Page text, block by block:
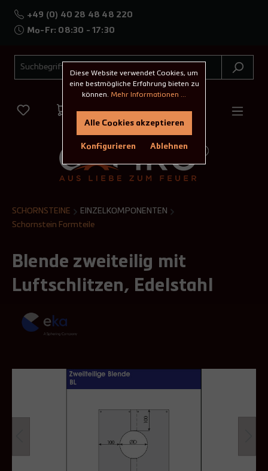
+49 (0) 40 28 48 48 220
Mo-Fr: 08:30 - 17:30
SCHORNSTEINE
EINZELKOMPONENTEN
Schornstein Formteile
Blende zweiteilig mit
Luftschlitzen, Edelstahl
Diese Website verwendet Cookies, um
eine bestmögliche Erfahrung bieten zu
können. Mehr Informationen ...
Ablehnen
Konfigurieren
Alle Cookies akzeptieren